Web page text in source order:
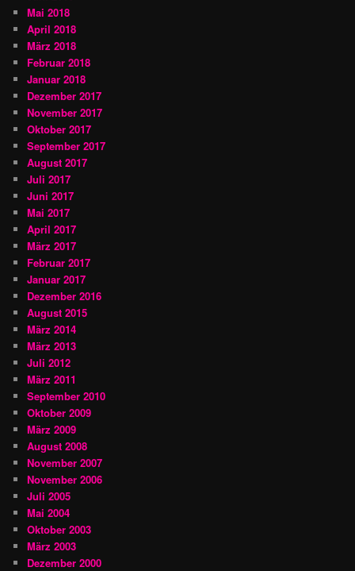
Mai 2018
April 2018
März 2018
Februar 2018
Januar 2018
Dezember 2017
November 2017
Oktober 2017
September 2017
August 2017
Juli 2017
Juni 2017
Mai 2017
April 2017
März 2017
Februar 2017
Januar 2017
Dezember 2016
August 2015
März 2014
März 2013
Juli 2012
März 2011
September 2010
Oktober 2009
März 2009
August 2008
November 2007
November 2006
Juli 2005
Mai 2004
Oktober 2003
März 2003
Dezember 2000